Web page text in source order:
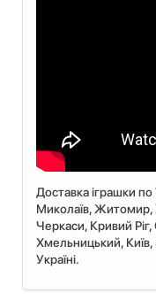
Доставка іграшки по
Миколаїв, Житомир,
Черкаси, Кривий
Хмельницький, Київ,
Україні.